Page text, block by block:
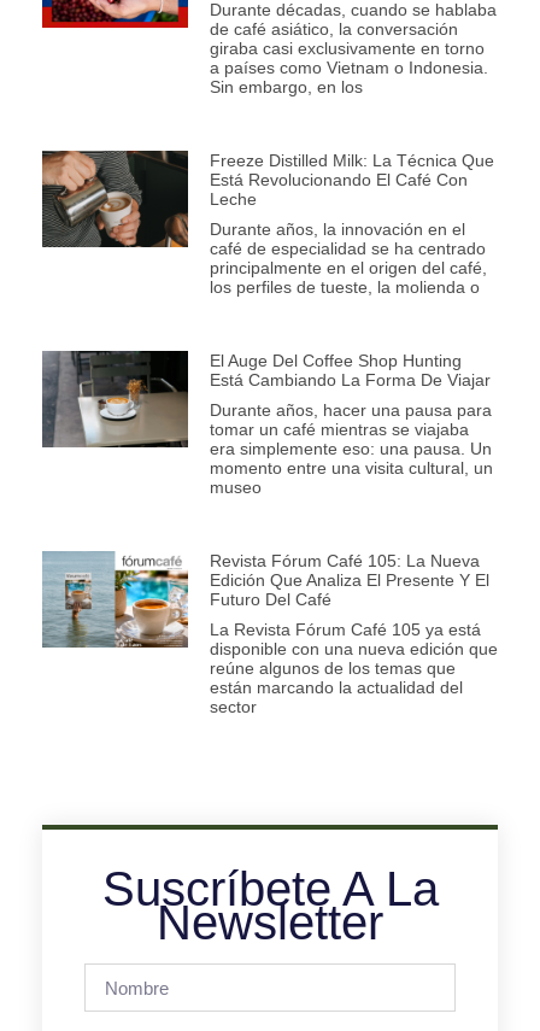
Durante décadas, cuando se hablaba
de café asiático, la conversación
giraba casi exclusivamente en torno
a países como Vietnam o Indonesia.
Sin embargo, en los
Freeze Distilled Milk: La Técnica Que
Está Revolucionando El Café Con
Leche
Durante años, la innovación en el
café de especialidad se ha centrado
principalmente en el origen del café,
los perfiles de tueste, la molienda o
El Auge Del Coffee Shop Hunting
Está Cambiando La Forma De Viajar
Durante años, hacer una pausa para
tomar un café mientras se viajaba
era simplemente eso: una pausa. Un
momento entre una visita cultural, un
museo
Revista Fórum Café 105: La Nueva
Edición Que Analiza El Presente Y El
Futuro Del Café
La Revista Fórum Café 105 ya está
disponible con una nueva edición que
reúne algunos de los temas que
están marcando la actualidad del
sector
Suscríbete A La
Newsletter